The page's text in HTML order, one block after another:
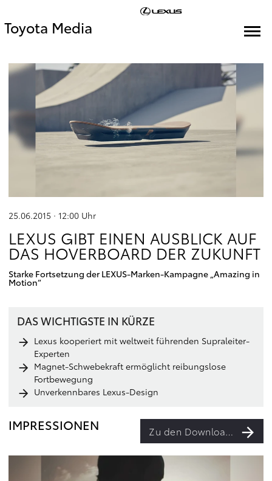
Toyota Media
25.06.2015 · 12:00 Uhr
LEXUS GIBT EINEN AUSBLICK AUF
DAS HOVERBOARD DER ZUKUNFT
Starke Fortsetzung der LEXUS-Marken-Kampagne „Amazing in
Motion“
DAS WICHTIGSTE IN KÜRZE
Lexus kooperiert mit weltweit führenden Supraleiter-
Experten
Magnet-Schwebekraft ermöglicht reibungslose
Fortbewegung
Unverkennbares Lexus-Design
IMPRESSIONEN Zu den Downloads